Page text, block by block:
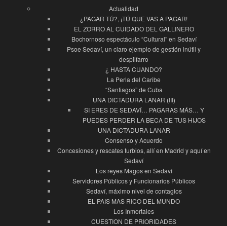
Actualidad
¿PAGAR TÚ?, ¡TÚ QUE VAS A PAGAR!
EL ZORRO AL CUIDADO DEL GALLINERO
Bochornoso espectáculo “Cultural” en Sedaví
Psoe Sedaví, un claro ejemplo de gestión inútil y
despilfarro
¿ HASTA CUANDO?
La Perla del Caribe
“Santiagos” de Cuba
UNA DICTADURA LANAR (III)
SI ERES DE SEDAVÍ… PAGARAS MÁS… Y
PUEDES PERDER LA BECA DE TUS HIJOS
UNA DICTADURA LANAR
Consenso y Acuerdo
Concesiones y rescates turbios, allí en Madrid y aquí en
Sedaví
Los reyes Magos en Sedaví
Servidores Públicos y Funcionarios Públicos
Sedaví, máximo nivel de contagios
EL PAIS MAS RICO DEL MUNDO
Los Inmortales
CUESTION DE PRIORIDADES